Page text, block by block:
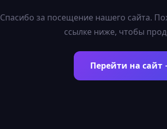
Спасибо за посещение нашего сайта.
ссылке ниже, чтобы
Перейти на сайт